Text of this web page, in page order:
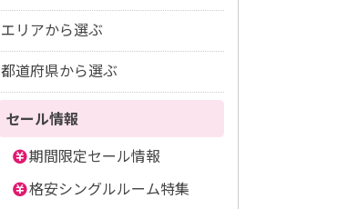
エリアから選ぶ
都道府県から選ぶ
セール情報
期間限定セール情報
格安シングルルーム特集